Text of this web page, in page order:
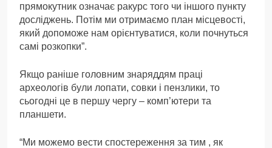
прямокутник означає ракурс того чи іншого пункту
досліджень. Потім ми отримаємо план місцевості,
який допоможе нам орієнтуватися, коли почнуться
самі розкопки”.
Якщо раніше головним знаряддям праці
археологів були лопати, совки і пензлики, то
сьогодні це в першу чергу – комп’ютери та
планшети.
“Ми можемо вести спостереження за тим , як